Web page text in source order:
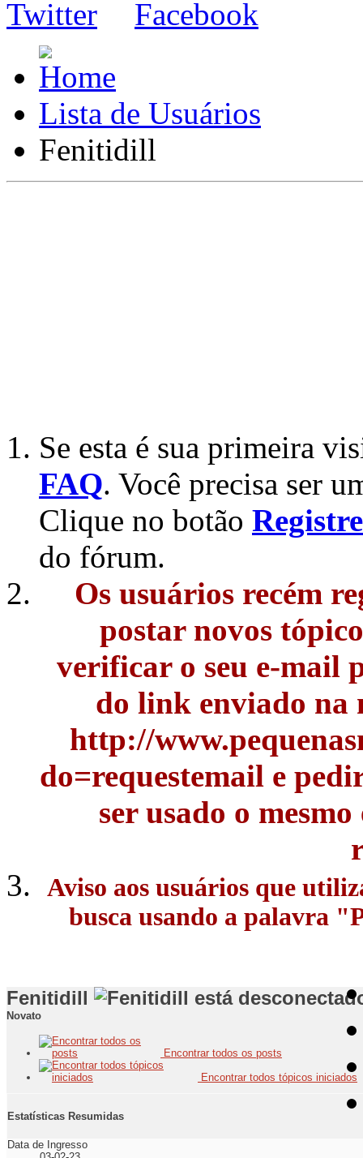
Lista de Usuários
Fenitidill
Se esta é sua primeira
FAQ. Você precisa ser
Clique no botão
do fórum.
Os usuários recém
postar novos
verificar o seu e-mail
do link enviado na
http://
do=requestemail e
ser usado o
Aviso aos usuários que
busca usando a palavra
Fenitidill
Novato
Encontrar todos os posts
Encontrar todos tópicos iniciados
Estatísticas Resumidas
Data de Ingresso